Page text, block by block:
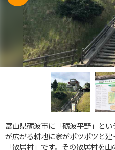
富山県砺波市に「砺波平野」と
が広がる耕地に家がポツポツと
「散居村」です。その散居村を